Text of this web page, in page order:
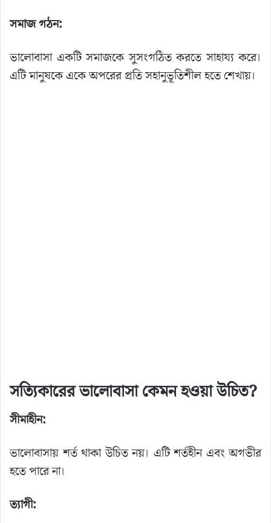
সমাজ গঠন:
ভালোবাসা একটি সমাজকে সুসংগঠিত করতে সাহায্য করে।
এটি মানুষকে একে অপরের প্রতি সহানুভূতিশীল হতে শেখায়।
সত্যিকারের ভালোবাসা কেমন হওয়া উচিত?
সীমাহীন:
ভালোবাসায় শর্ত থাকা উচিত নয়। এটি শর্তহীন এবং অগভীর
হতে পারে না।
ত্যাগী: